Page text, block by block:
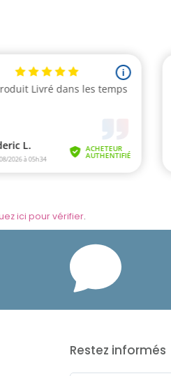
ici pour vérifier.
Restez informés